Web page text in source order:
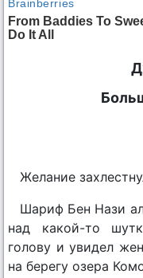
Желание
Шариф Бен Нази
над какой-то
голову и увидел
на берегу озера